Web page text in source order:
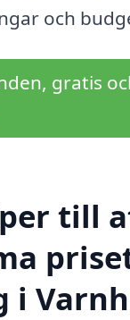
och
gratis
till
i